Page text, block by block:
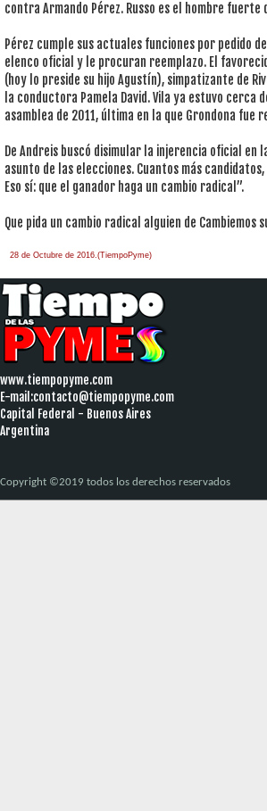
contra Armando Pérez. Russo es el hombre fuerte
Pérez cumple sus actuales funciones por pedido
elenco oficial y le procuran reemplazo. El
(hoy lo preside su hijo Agustín), simpatizante de
la conductora Pamela David. Vila ya estuvo cerca
asamblea de 2011, última en la que Grondona fue
De Andreis buscó disimular la injerencia oficial en
asunto de las elecciones. Cuantos más
Eso sí: que el ganador haga un cambio radical”.
Que pida un cambio radical alguien de Cambiemos
28 de Octubre de 2016.(TiempoPyme)
www.tiempopyme.com
E-mail:contacto@tiempopyme.com
Capital Federal - Buenos Aires
Argentina
Copyright ©2019 todos los derechos reservados